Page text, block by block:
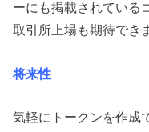
ーにも掲載されている
取引所上場も期待でき
将来性
気軽にトークンを作成